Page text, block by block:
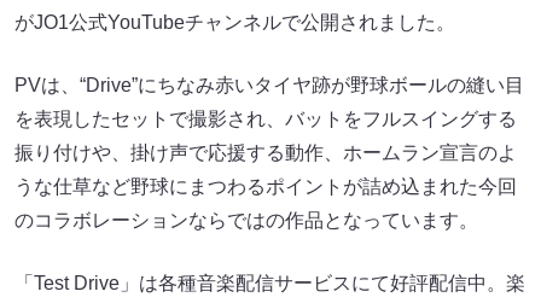
がJO1公式YouTubeチャンネルで公開されました。
PVは、“Drive”にちなみ赤いタイヤ跡が野球ボールの縫い目
を表現したセットで撮影され、バットをフルスイングする
振り付けや、掛け声で応援する動作、ホームラン宣言のよ
うな仕草など野球にまつわるポイントが詰め込まれた今回
のコラボレーションならではの作品となっています。
「Test Drive」は各種音楽配信サービスにて好評配信中。楽